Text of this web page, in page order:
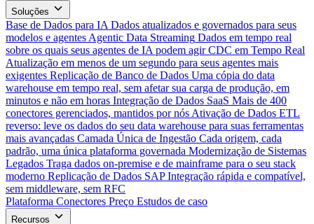
Soluções
Base de Dados para IA Dados atualizados e governados para seus
modelos e agentes Agentic Data Streaming Dados em tempo real
sobre os quais seus agentes de IA podem agir CDC em Tempo Real
Atualização em menos de um segundo para seus agentes mais
exigentes Replicação de Banco de Dados Uma cópia do data
warehouse em tempo real, sem afetar sua carga de produção, em
minutos e não em horas Integração de Dados SaaS Mais de 400
conectores gerenciados, mantidos por nós Ativação de Dados ETL
reverso: leve os dados do seu data warehouse para suas ferramentas
mais avançadas Camada Única de Ingestão Cada origem, cada
padrão, uma única plataforma governada Modernização de Sistemas
Legados Traga dados on-premise e de mainframe para o seu stack
moderno Replicação de Dados SAP Integração rápida e compatível,
sem middleware, sem RFC
Plataforma Conectores Preço Estudos de caso
Recursos